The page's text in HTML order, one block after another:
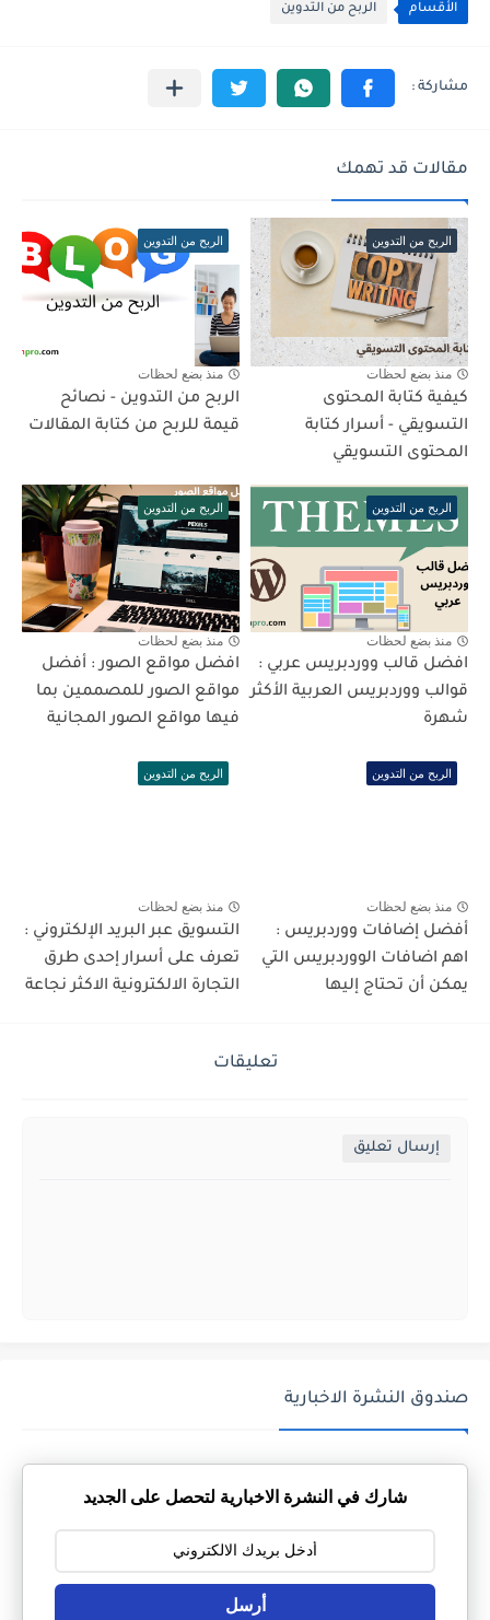
الأقسام الربح من التدوين
مقالات قد تهمك
الربح من التدوين
منذ بضع لحظات
كيفية كتابة المحتوى
التسويقي - أسرار كتابة
المحتوى التسويقي
الربح من التدوين
منذ بضع لحظات
الربح من التدوين - نصائح
قيمة للربح من كتابة المقالات
الربح من التدوين
منذ بضع لحظات
افضل قالب ووردبريس عربي :
قوالب ووردبريس العربية الأكثر
شهرة
الربح من التدوين
منذ بضع لحظات
افضل مواقع الصور : أفضل
مواقع الصور للمصممين بما
فيها مواقع الصور المجانية
الربح من التدوين
منذ بضع لحظات
أفضل إضافات ووردبريس :
اهم اضافات الووردبريس التي
يمكن أن تحتاج إليها
الربح من التدوين
منذ بضع لحظات
التسويق عبر البريد الإلكتروني :
تعرف على أسرار إحدى طرق
التجارة الالكترونية الاكثر نجاعة
تعليقات
إرسال تعليق
صندوق النشرة الاخبارية
شارك في النشرة الاخبارية لتحصل على الجديد
أرسل